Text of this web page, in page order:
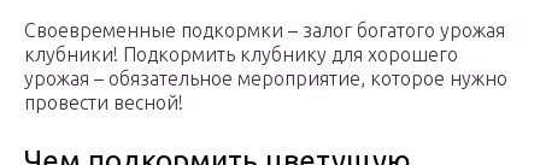
Своевременные подкормки – залог богатого урожая
клубники! Подкормить клубнику для хорошего
урожая – обязательное мероприятие, которое нужно
провести весной!